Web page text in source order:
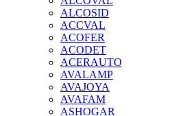
ALCOSID
ACCVAL
ACOFER
ACODET
ACERAUTO
AVALAMP
AVAJOYA
AVAFAM
ASHOGAR